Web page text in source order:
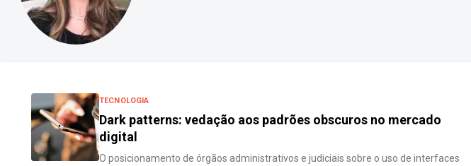
TECNOLOGIA
Dark patterns: vedação aos padrões obscuros no mercado
digital
O posicionamento de órgãos administrativos e judiciais sobre o uso de interfaces